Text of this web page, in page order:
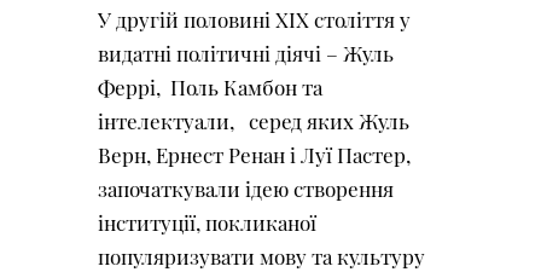
У другій половині XIX століття у
видатні політичні діячі – Жуль
Феррі, Поль Камбон та
інтелектуали, серед яких Жуль
Верн, Ернест Ренан і Луї Пастер,
започаткували ідею створення
інституції, покликаної
популяризувати мову та культуру